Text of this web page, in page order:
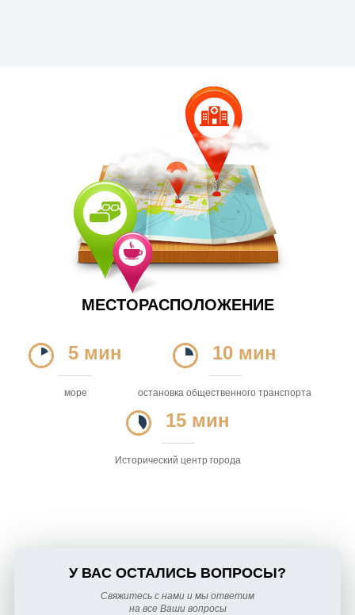
МЕСТОРАСПОЛОЖЕНИЕ
5 мин
море
10 мин
остановка общественного транспорта
15 мин
Исторический центр города
У ВАС ОСТАЛИСЬ ВОПРОСЫ?
Свяжитесь с нами и мы ответим
на все Ваши вопросы